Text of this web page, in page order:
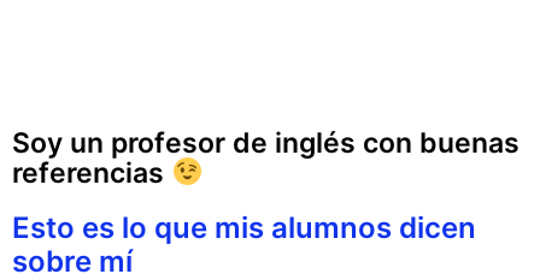
Soy un profesor de inglés con buenas
referencias
Esto es lo que mis alumnos dicen
sobre mí